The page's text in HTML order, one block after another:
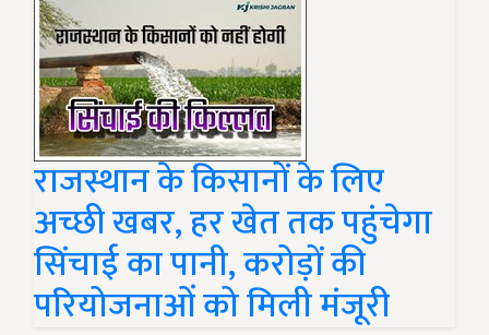
राजस्थान के किसानों के लिए
अच्छी खबर, हर खेत तक पहुंचेगा
सिंचाई का पानी, करोड़ों की
परियोजनाओं को मिली मंजूरी